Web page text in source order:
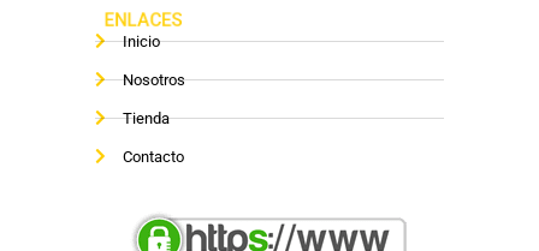
ENLACES
Inicio
Nosotros
Tienda
Contacto